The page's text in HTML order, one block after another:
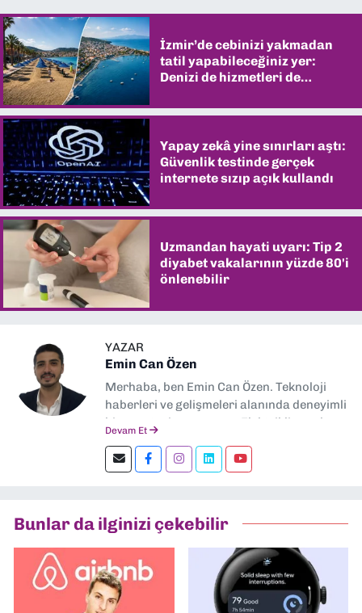
İzmir’de cebinizi yakmadan
tatil yapabileceğiniz yer:
Denizi de hizmetleri de
Yapay zekâ yine sınırları aştı:
Güvenlik testinde gerçek
internete sızıp açık kullandı
Uzmandan hayati uyarı: Tip 2
diyabet vakalarının yüzde 80'i
önlenebilir
YAZAR
Emin Can Özen
Merhaba, ben Emin Can Özen. Teknoloji
haberleri ve gelişmeleri alanında deneyimli
bir gazeteci ve yazarım. Elektrikli araçlar,
en çok ilgi duyduğum konular.
Dokuzeylul.com’da yazar olarak görev
İzmir’den teknoloji dünyasına dair
yorumlarımı paylaşıyorum. Takipte kalın!
🚀
Devam Et
Bunlar da ilginizi çekebilir